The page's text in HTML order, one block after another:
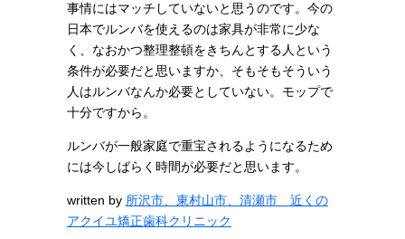
事情にはマッチしていないと思うのです。今の
日本でルンバを使えるのは家具が非常に少な
く、なおかつ整理整頓をきちんとする人という
条件が必要だと思いますか、そもそもそういう
人はルンバなんか必要としていない。モップで
十分ですから。
ルンバが一般家庭で重宝されるようになるため
には今しばらく時間が必要だと思います。
written by 所沢市、東村山市、清瀬市 近くの
アクイユ矯正歯科クリニック